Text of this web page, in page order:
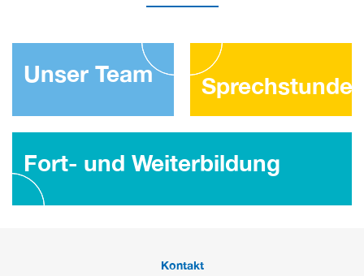
Unser Team
Fort- und Weiterbildung
Kontakt